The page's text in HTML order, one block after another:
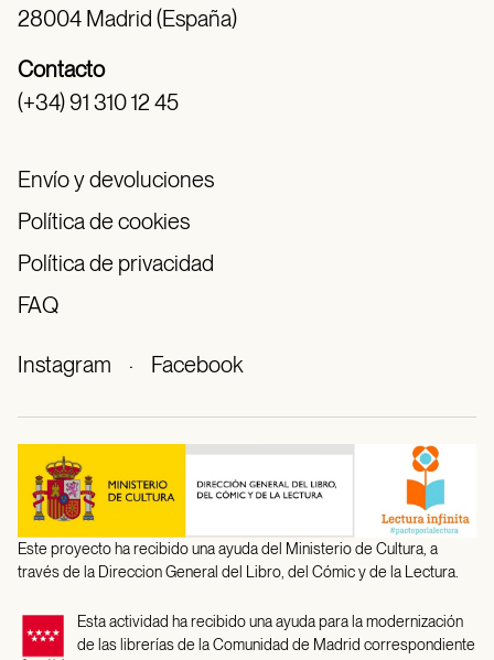
28004 Madrid (España)
Contacto
(+34) 91 310 12 45
Envío y devoluciones
Política de cookies
Política de privacidad
FAQ
Instagram · Facebook
Este proyecto ha recibido una ayuda del Ministerio de Cultura, a
través de la Direccion General del Libro, del Cómic y de la Lectura.
Esta actividad ha recibido una ayuda para la modernización
de las librerías de la Comunidad de Madrid correspondiente